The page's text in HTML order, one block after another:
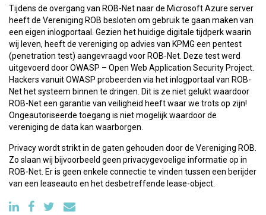
Tijdens de overgang van ROB-Net naar de Microsoft Azure server
heeft de Vereniging ROB besloten om gebruik te gaan maken van
een eigen inlogportaal. Gezien het huidige digitale tijdperk waarin
wij leven, heeft de vereniging op advies van KPMG een pentest
(penetration test) aangevraagd voor ROB-Net. Deze test werd
uitgevoerd door OWASP – Open Web Application Security Project.
Hackers vanuit OWASP probeerden via het inlogportaal van ROB-
Net het systeem binnen te dringen. Dit is ze niet gelukt waardoor
ROB-Net een garantie van veiligheid heeft waar we trots op zijn!
Ongeautoriseerde toegang is niet mogelijk waardoor de
vereniging de data kan waarborgen.
Privacy wordt strikt in de gaten gehouden door de Vereniging ROB.
Zo slaan wij bijvoorbeeld geen privacygevoelige informatie op in
ROB-Net. Er is geen enkele connectie te vinden tussen een berijder
van een leaseauto en het desbetreffende lease-object.